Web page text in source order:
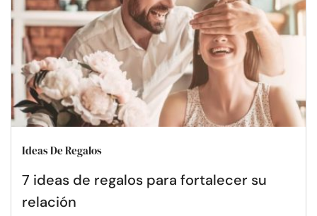
Ideas De Regalos
7 ideas de regalos para fortalecer su
relación